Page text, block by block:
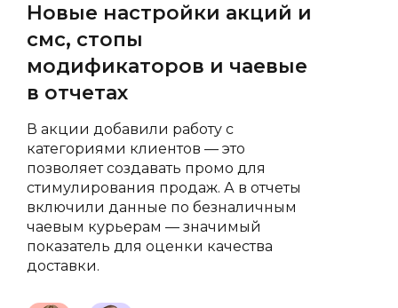
Новые настройки акций и
смс, стопы
модификаторов и чаевые
в отчетах
В акции добавили работу с
категориями клиентов — это
позволяет создавать промо для
стимулирования продаж. А в отчеты
включили данные по безналичным
чаевым курьерам — значимый
показатель для оценки качества
доставки.
🍔
✏️
✏️
📚
📚
📚